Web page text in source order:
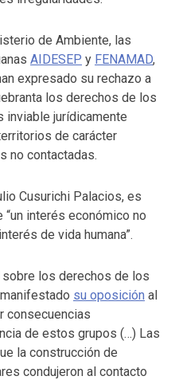
de Ambiente, las
AIDESEP y FENAMAD,
expresado su rechazo a
los derechos de los
inviable jurídicamente
de carácter
no contactadas.
Cusurichi Palacios, es
“un interés económico no
de vida humana”.
sobre los derechos de los
su oposición al
consecuencias
de estos grupos (…) Las
la construcción de
condujeron al contacto